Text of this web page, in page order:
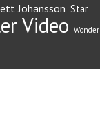
Johansson Star
Video Wonder